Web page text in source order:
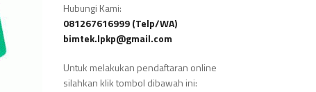
Hubungi Kami:
081267616999 (Telp/WA)
bimtek.lpkp@gmail.com
Untuk melakukan pendaftaran online
silahkan klik tombol dibawah ini: